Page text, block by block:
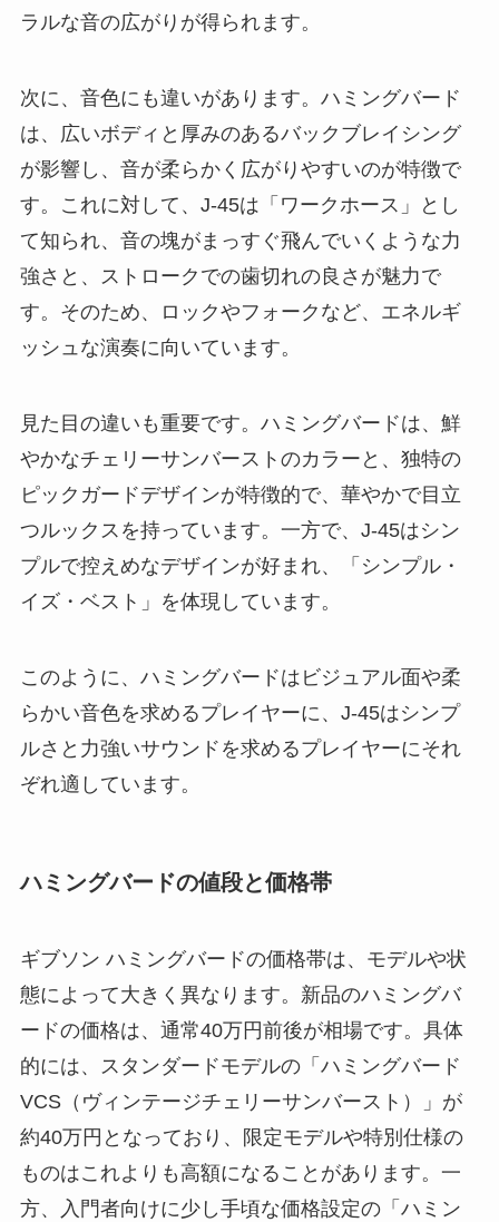
ラルな音の広がりが得られます。
次に、音色にも違いがあります。ハミングバード
は、広いボディと厚みのあるバックブレイシング
が影響し、音が柔らかく広がりやすいのが特徴で
す。これに対して、J-45は「ワークホース」とし
て知られ、音の塊がまっすぐ飛んでいくような力
強さと、ストロークでの歯切れの良さが魅力で
す。そのため、ロックやフォークなど、エネルギ
ッシュな演奏に向いています。
見た目の違いも重要です。ハミングバードは、鮮
やかなチェリーサンバーストのカラーと、独特の
ピックガードデザインが特徴的で、華やかで目立
つルックスを持っています。一方で、J-45はシン
プルで控えめなデザインが好まれ、「シンプル・
イズ・ベスト」を体現しています。
このように、ハミングバードはビジュアル面や柔
らかい音色を求めるプレイヤーに、J-45はシンプ
ルさと力強いサウンドを求めるプレイヤーにそれ
ぞれ適しています。
ハミングバードの値段と価格帯
ギブソン ハミングバードの価格帯は、モデルや状
態によって大きく異なります。新品のハミングバ
ードの価格は、通常40万円前後が相場です。具体
的には、スタンダードモデルの「ハミングバード
VCS（ヴィンテージチェリーサンバースト）」が
約40万円となっており、限定モデルや特別仕様の
ものはこれよりも高額になることがあります。一
方、入門者向けに少し手頃な価格設定の「ハミン